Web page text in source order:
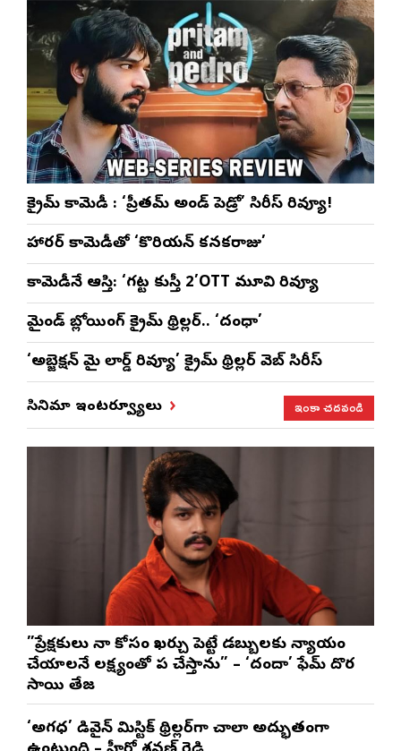
క్రైమ్ కామెడీ : ‘ప్రీతమ్ అండ్ పెడ్రో’ సిరీస్ రివ్యూ!
హారర్ కామెడీతో ‘కొరియన్ కనకరాజు’
కామెడీనే ఆస్తి: ‘గట్ట కుస్తీ 2’OTT మూవి రివ్యూ
మైండ్ బ్లోయింగ్ క్రైమ్ థ్రిల్లర్.. ‘దంధా’
‘అబ్జెక్ష‌న్ మై లార్డ్ రివ్యూ’ క్రైమ్ థ్రిల్ల‌ర్ వెబ్ సిరీస్
సినిమా ఇంటర్వ్యూలు ఇంకా చదవండి
”ప్రేక్షకులు నా కోసం ఖర్చు పెట్టే డబ్బులకు న్యాయం
చేయాలనే లక్ష్యంతో పని చేస్తాను” – ‘దందా’ ఫేమ్ దొర
సాయి తేజ
‘అగధ’ డివైన్ మిస్టిక్ థ్రిల్లర్‌గా చాలా అద్భుతంగా